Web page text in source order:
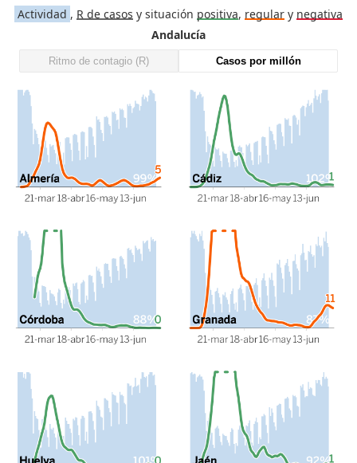
Actividad , R de casos y situación positiva, regular y negativa
Andalucía
Ritmo de contagio (R) Casos por millón